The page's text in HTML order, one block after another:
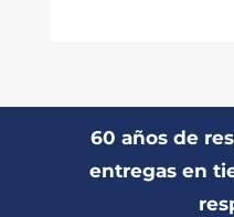
60 años de
entregas en